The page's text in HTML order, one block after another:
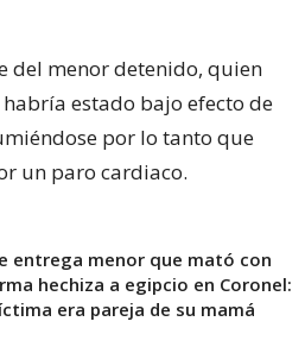
del menor detenido, quien
estado bajo efecto de
por lo tanto que
un paro cardiaco.
entrega menor que mató con
hechiza a egipcio en Coronel:
era pareja de su mamá